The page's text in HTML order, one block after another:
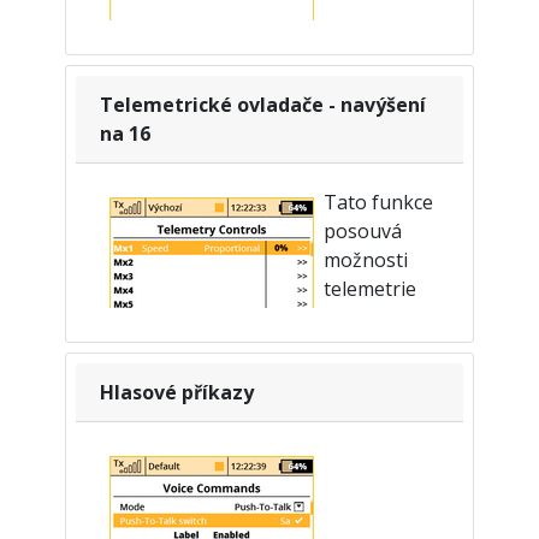
nastavení › zvuky na událost.
Telemetrické ovladače - navýšení
na 16
Tato funkce
posouvá
možnosti
telemetrie
Duplex o
přímo pomocí senzorů ovládat
zautomatizovat některé úkony, které
bylo dříve provádět manuálně na
základě vizuálního odhadu či alarmů
Hlasové příkazy